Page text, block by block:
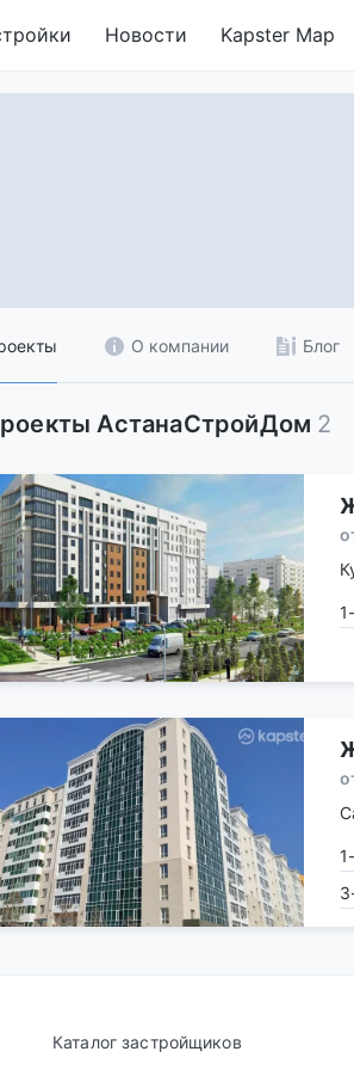
Новости Kapster Map
О компании Блог
АстанаСтройДом 2
Каталог застройщиков